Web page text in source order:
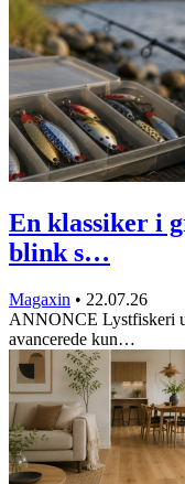
En klassiker i
blink s…
Magaxin • 22.07.26
ANNONCE Lystfiskeri
avancerede kun…